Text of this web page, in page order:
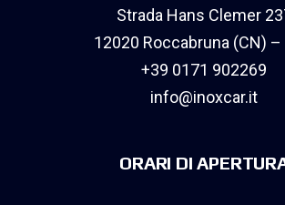
Strada Hans Clemer
12020 Roccabruna (CN) –
+39 0171 902269
info@inoxcar.it
ORARI DI